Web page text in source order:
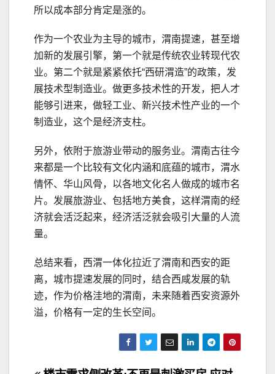
所以成本部分肯定是涨的。
作为一个农业为主导的城市，渭南提速，甚至增
加新的发展引擎，第一个就是传统农业转现代农
业。第二个就是紧紧依托“西研渭造”的政策，发
展技术型制造业。做更多技术性的开发，把人才
能够引进来，做轻工业、新兴技术性产业的一个
制造业，这个是经济支柱。
另外，依附于旅游业带动的服务业。渭南古往今
来都是一个比较有文化内涵和底蕴的城市，渭水
情怀、华山风骨，以各地文化名人做成的城市名
片。发展旅游业、包括地方美食，这样渭南的经
济就会活泛起来，经济活泛就会吸引大量的人流
量。
总结来看，西渭一体化拉近了渭南和西安的距
离，城市提速发展的同时，结合西咸发展的轨
迹，作为价格洼地的渭南，未来随着西安资源外
溢，价格有一定的生长空间。